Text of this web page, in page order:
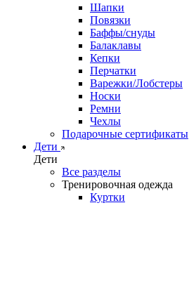
Шапки
Повязки
Баффы/снуды
Балаклавы
Кепки
Перчатки
Варежки/Лобстеры
Носки
Ремни
Чехлы
Подарочные сертификаты
Дети
Дети
Все разделы
Тренировочная одежда
Куртки